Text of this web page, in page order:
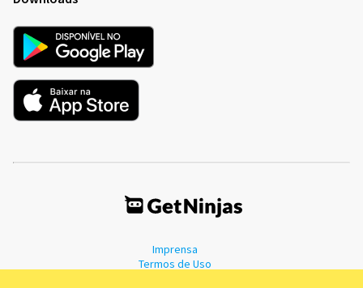
Imprensa
Termos de Uso